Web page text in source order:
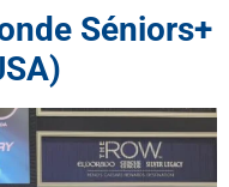
Séniors+